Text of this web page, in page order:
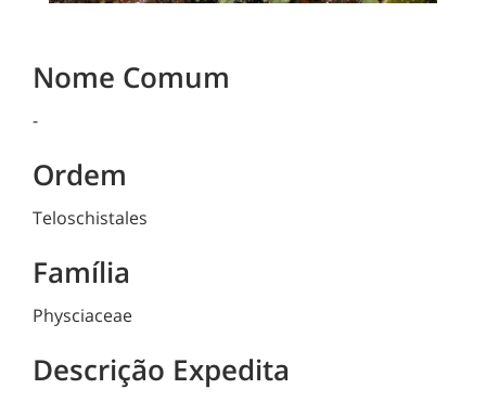
Nome Comum
-
Ordem
Teloschistales
Família
Physciaceae
Descrição Expedita